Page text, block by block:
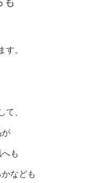
す。
て、
が
も
なども